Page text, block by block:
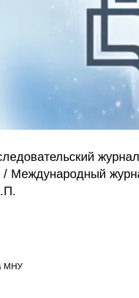
/ Международный
МНУ